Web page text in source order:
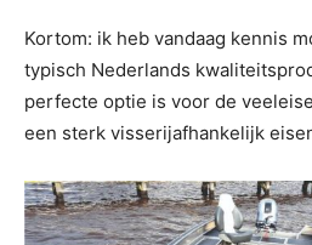
Kortom: ik heb vandaag kennis
typisch Nederlands
perfecte optie is voor de
een sterk visserijafhankelijk